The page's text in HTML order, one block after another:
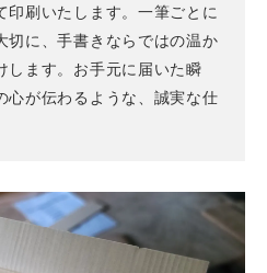
印刷いたします。一筆ごとに
切に、手書きならではの温か
します。お手元に届いた瞬
心が伝わるような、誠実な仕